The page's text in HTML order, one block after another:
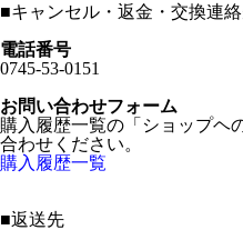
■キャンセル・返金・交換連
電話番号
0745-53-0151
お問い合わせフォーム
購入履歴一覧の「ショップヘ
合わせください。
購入履歴一覧
■返送先